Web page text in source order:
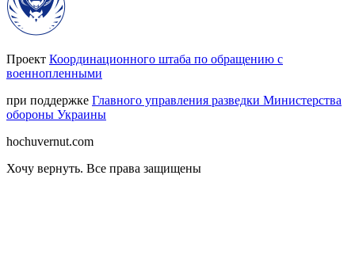
Проект Координационного штаба по обращению с
военнопленными
при поддержке Главного управления разведки Министерства
обороны Украины
hochuvernut.com
Хочу вернуть. Все права защищены